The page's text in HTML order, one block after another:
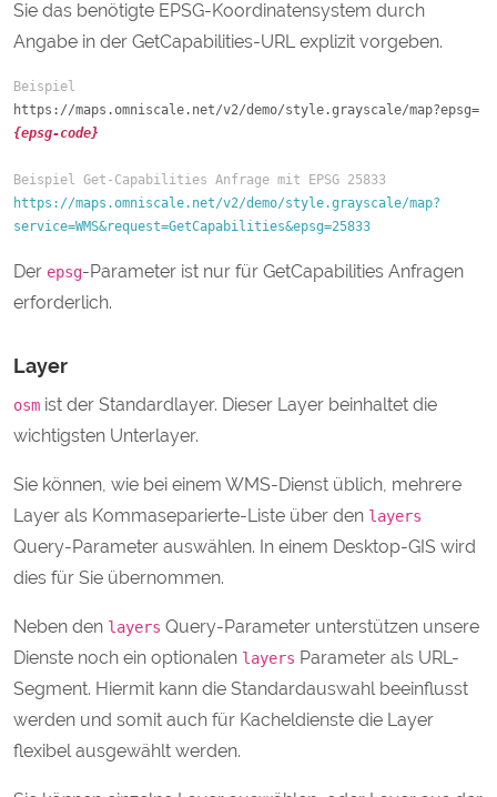
Sie das benötigte EPSG-Koordinatensystem durch
Angabe in der GetCapabilities-URL explizit vorgeben.
Beispiel
https://maps.omniscale.net/v2/demo/style.grayscale/map?epsg=
{epsg-code}
Beispiel Get-Capabilities Anfrage mit EPSG 25833
https://maps.omniscale.net/v2/demo/style.grayscale/map?
service=WMS&request=GetCapabilities&epsg=25833
Der epsg-Parameter ist nur für GetCapabilities Anfragen
erforderlich.
Layer
osm ist der Standardlayer. Dieser Layer beinhaltet die
wichtigsten Unterlayer.
Sie können, wie bei einem WMS-Dienst üblich, mehrere
Layer als Kommaseparierte-Liste über den layers
Query-Parameter auswählen. In einem Desktop-GIS wird
dies für Sie übernommen.
Neben den layers Query-Parameter unterstützen unsere
Dienste noch ein optionalen layers Parameter als URL-
Segment. Hiermit kann die Standardauswahl beeinflusst
werden und somit auch für Kacheldienste die Layer
flexibel ausgewählt werden.